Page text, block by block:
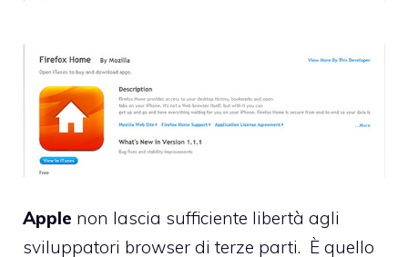
Apple non lascia sufficiente libertà agli
sviluppatori browser di terze parti. È quello